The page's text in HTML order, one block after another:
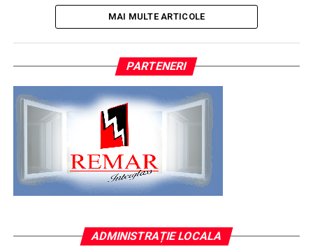
MAI MULTE ARTICOLE
PARTENERI
ADMINISTRAȚIE LOCALA